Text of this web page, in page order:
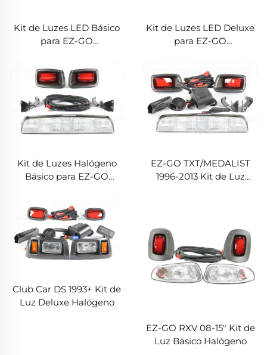
Kit de Luzes LED Básico
para EZ-GO
Kit de Luzes LED Deluxe
para EZ-GO
Kit de Luzes Halógeno
Básico para EZ-GO
EZ-GO TXT/MEDALIST
1996-2013 Kit de Luz
Club Car DS 1993+ Kit de
Luz Deluxe Halógeno
EZ-GO RXV 08-15" Kit de
Luz Básico Halógeno